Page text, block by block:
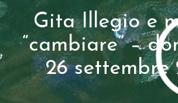
Gita Illegio e
“cambiare” –
26 settembre